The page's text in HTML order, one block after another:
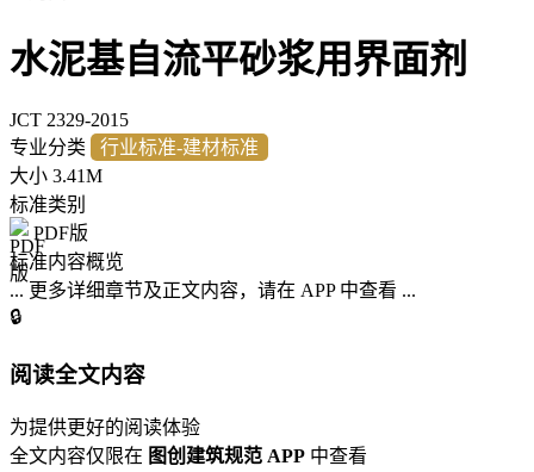
水泥基自流平砂浆用界面剂
JCT 2329-2015
专业分类
行业标准-建材标准
大小 3.41M
标准类别
PDF版
标准内容概览
... 更多详细章节及正文内容，请在 APP 中查看 ...
🔒
阅读全文内容
为提供更好的阅读体验
全文内容仅限在 图创建筑规范 APP 中查看